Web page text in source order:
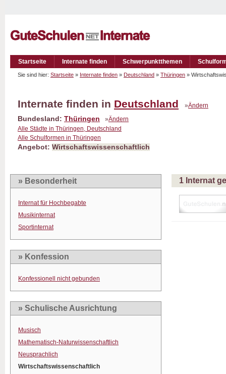
Startseite Internate finden Schwerpunktthemen
Sie sind hier: Startseite » Internate finden » Deutschland » Thüringen »
Internate finden in Deutschland »Ändern
Bundesland: Thüringen »Ändern
Alle Städte in Thüringen, Deutschland
Alle Schulformen in Thüringen
Angebot: Wirtschaftswissenschaftlich
» Besonderheit
Internat für Hochbegabte
Musikinternat
Sportinternat
» Konfession
Konfessionell nicht gebunden
» Schulische Ausrichtung
Musisch
Mathematisch-Naturwissenschaftlich
Neusprachlich
Wirtschaftswissenschaftlich
1 Internat